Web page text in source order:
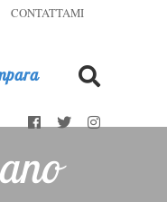
CONTATTAMI